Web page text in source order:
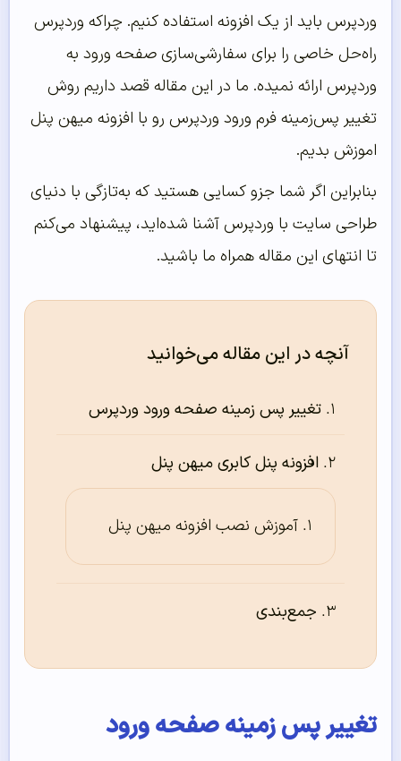
وردپرس باید از یک افزونه استفاده کنیم. چراکه وردپرس
راه‌حل خاصی را برای سفارشی‌سازی صفحه ورود به
وردپرس ارائه نمیده. ما در این مقاله قصد داریم روش
تغییر پس‌زمینه فرم ورود وردپرس رو با افزونه میهن پنل
اموزش بدیم.
بنابراین اگر شما جزو کسایی هستید که به‌تازگی با دنیای
طراحی سایت با وردپرس آشنا شده‌اید، پیشنهاد می‌کنم
تا انتهای این مقاله همراه ما باشید.
آنچه در این مقاله می‌خوانید
تغییر پس زمینه صفحه ورود وردپرس
افزونه پنل کابری میهن پنل
آموزش نصب افزونه میهن پنل
جمع‌بندی
تغییر پس زمینه صفحه ورود